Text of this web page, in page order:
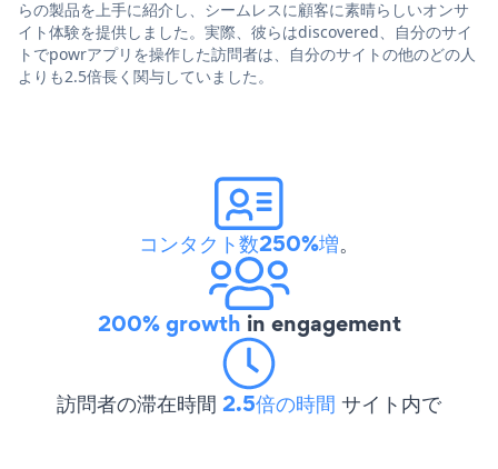
らの製品を上手に紹介し、シームレスに顧客に素晴らしいオンサ
イト体験を提供しました。実際、彼らはdiscovered、自分のサイ
トでpowrアプリを操作した訪問者は、自分のサイトの他のどの人
よりも2.5倍長く関与していました。
コンタクト数250%増。
200% growth in engagement
訪問者の滞在時間 2.5倍の時間 サイト内で